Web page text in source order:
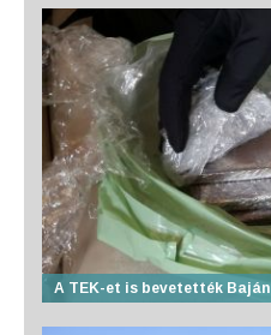
A TEK-et is bevetették Baján